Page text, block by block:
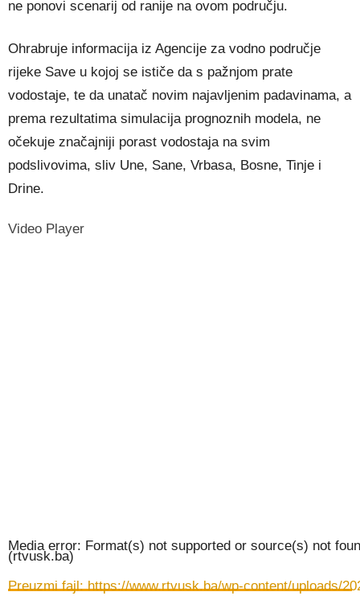
ne ponovi scenarij od ranije na ovom području.
Ohrabruje informacija iz Agencije za vodno područje
rijeke Save u kojoj se ističe da s pažnjom prate
vodostaje, te da unatač novim najavljenim padavinama, a
prema rezultatima simulacija prognoznih modela, ne
očekuje značajniji porast vodostaja na svim
podslivovima, sliv Une, Sane, Vrbasa, Bosne, Tinje i
Drine.
Video Player
Media error: Format(s) not supported or source(s) not
Preuzmi fajl: https://www.rtvusk.ba/wp-content/uploads/
(rtvusk.ba)